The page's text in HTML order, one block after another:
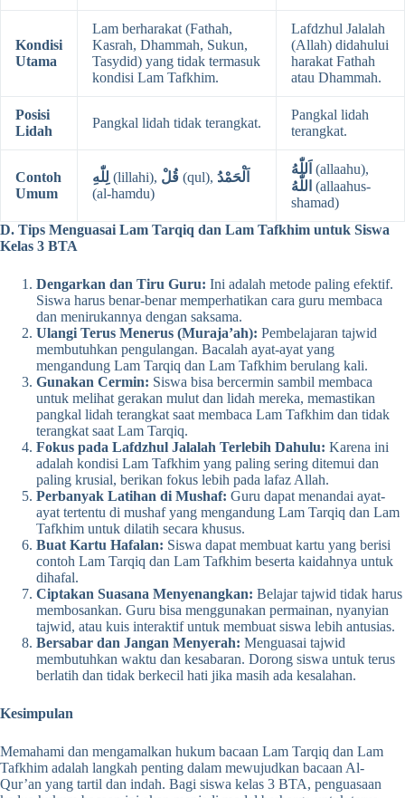
Kondisi
Utama
Lam berharakat (Fathah,
Kasrah, Dhammah, Sukun,
Tasydid) yang tidak termasuk
kondisi Lam Tafkhim.
Lafdzhul Jalalah
(Allah) didahului
harakat Fathah
atau Dhammah.
Posisi
Lidah
Pangkal lidah tidak terangkat.
Pangkal lidah
terangkat.
Contoh
Umum
لِلّٰهِ (lillahi), قُلْ (qul), اَلْحَمْدُ
(al-hamdu)
اَللّٰهُ (allaahu),
اللّٰهُ (allaahus-
shamad)
D. Tips Menguasai Lam Tarqiq dan Lam Tafkhim untuk Siswa
Kelas 3 BTA
Dengarkan dan Tiru Guru: Ini adalah metode paling efektif.
Siswa harus benar-benar memperhatikan cara guru membaca
dan menirukannya dengan saksama.
Ulangi Terus Menerus (Muraja’ah): Pembelajaran tajwid
membutuhkan pengulangan. Bacalah ayat-ayat yang
mengandung Lam Tarqiq dan Lam Tafkhim berulang kali.
Gunakan Cermin: Siswa bisa bercermin sambil membaca
untuk melihat gerakan mulut dan lidah mereka, memastikan
pangkal lidah terangkat saat membaca Lam Tafkhim dan tidak
terangkat saat Lam Tarqiq.
Fokus pada Lafdzhul Jalalah Terlebih Dahulu: Karena ini
adalah kondisi Lam Tafkhim yang paling sering ditemui dan
paling krusial, berikan fokus lebih pada lafaz Allah.
Perbanyak Latihan di Mushaf: Guru dapat menandai ayat-
ayat tertentu di mushaf yang mengandung Lam Tarqiq dan Lam
Tafkhim untuk dilatih secara khusus.
Buat Kartu Hafalan: Siswa dapat membuat kartu yang berisi
contoh Lam Tarqiq dan Lam Tafkhim beserta kaidahnya untuk
dihafal.
Ciptakan Suasana Menyenangkan: Belajar tajwid tidak harus
membosankan. Guru bisa menggunakan permainan, nyanyian
tajwid, atau kuis interaktif untuk membuat siswa lebih antusias.
Bersabar dan Jangan Menyerah: Menguasai tajwid
membutuhkan waktu dan kesabaran. Dorong siswa untuk terus
berlatih dan tidak berkecil hati jika masih ada kesalahan.
Kesimpulan
Memahami dan mengamalkan hukum bacaan Lam Tarqiq dan Lam
Tafkhim adalah langkah penting dalam mewujudkan bacaan Al-
Qur’an yang tartil dan indah. Bagi siswa kelas 3 BTA, penguasaan